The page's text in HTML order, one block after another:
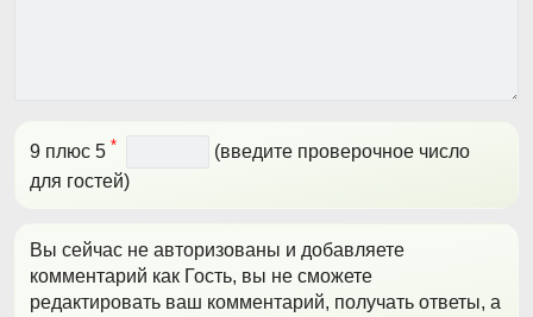
9 плюс 5 *
(введите проверочное число
для гостей)
Вы сейчас не авторизованы и добавляете
комментарий как Гость, вы не сможете
редактировать ваш комментарий, получать ответы, а